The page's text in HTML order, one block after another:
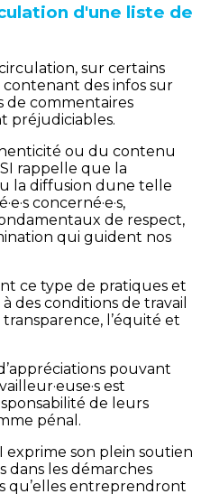
d'une liste de
sur certains
contenant des infos sur
de commentaires
préjudiciables.
ou du contenu
rappelle que la
la diffusion dune telle
concerné·e·s,
de respect,
qui guident nos
ce type de pratiques et
des conditions de travail
l’équité et
pouvant
est
de leurs
pénal.
exprime son plein soutien
dans les démarches
qu’elles entreprendront